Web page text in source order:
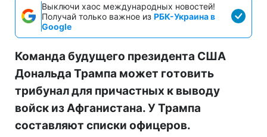
Выключи хаос международных новостей!
Получай только важное из РБК-Украина в
Google
Команда будущего президента США
Дональда Трампа может готовить
трибунал для причастных к выводу
войск из Афганистана. У Трампа
составляют списки офицеров.